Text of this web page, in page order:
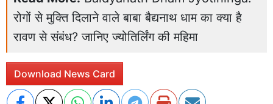
रोगों से मुक्ति दिलाने वाले बाबा बैद्यनाथ धाम का क्या है
रावण से संबंध? जानिए ज्योतिर्लिंग की महिमा
Download News Card